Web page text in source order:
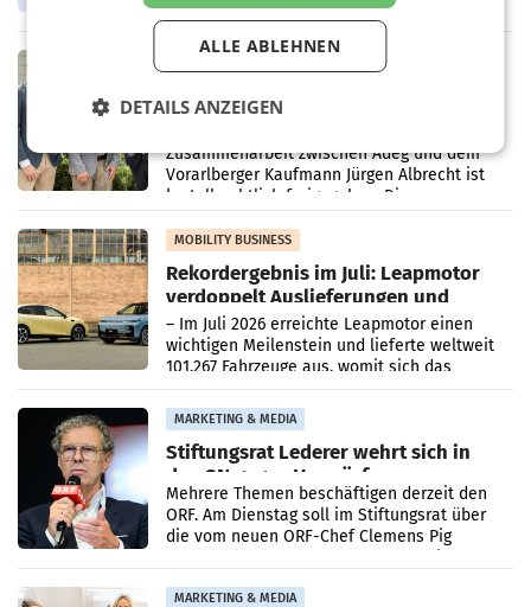
Oberösterreich. Die beiden Standorte liegen
in Haag sowie im rund
Albrecht setzt ab 1.1.2027 auf Adeg
Zusammenarbeit zwischen Adeg und dem
Vorarlberger Kaufmann Jürgen Albrecht ist
kartellrechtlich freigegeben: Die
Bundeswettbewerbsbehörde und der
Bundeskartellanwalt
MOBILITY BUSINESS
Rekordergebnis im Juli: Leapmotor
verdoppelt Auslieferungen und
überschreitet die 100.000er-Marke
– Im Juli 2026 erreichte Leapmotor einen
wichtigen Meilenstein und lieferte weltweit
101.267 Fahrzeuge aus, womit sich das
Ergebnis gegenüber Juli 2025 mehr als
verdoppelte (+102
MARKETING & MEDIA
Stiftungsrat Lederer wehrt sich in
den SN gegen Vorwürfe
Mehrere Themen beschäftigen derzeit den
ORF. Am Dienstag soll im Stiftungsrat über
die vom neuen ORF-Chef Clemens Pig
MARKETING & MEDIA
ALLE ABLEHNEN
DETAILS ANZEIGEN